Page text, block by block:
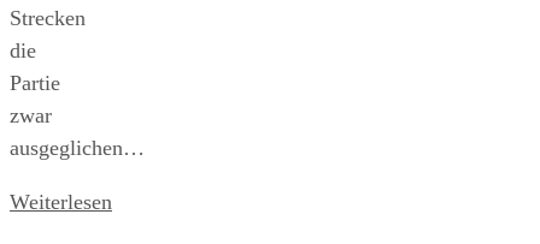
Strecken
die
Partie
zwar
ausgeglichen…
Weiterlesen